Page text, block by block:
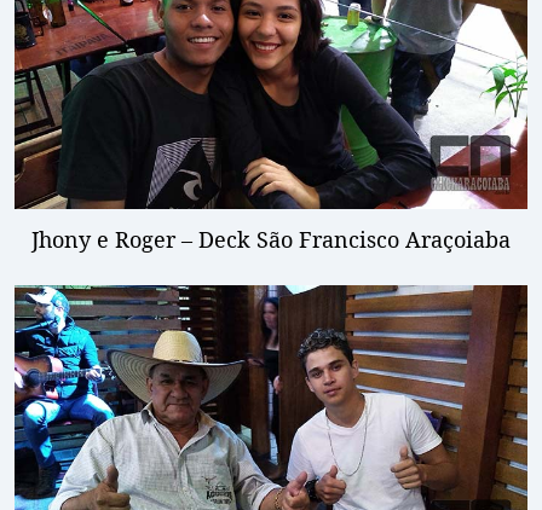
Jhony e Roger – Deck São Francisco Araçoiaba